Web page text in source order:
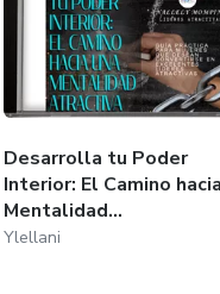
Desarrolla tu Poder
Interior: El Camino
Mentalidad...
Ylellani